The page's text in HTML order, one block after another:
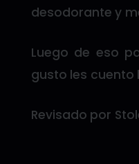
desodorante y
Luego de eso
gusto les cuento
Revisado por